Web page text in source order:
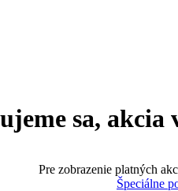
sa,
Pre zobrazenie platných
Špeciálne